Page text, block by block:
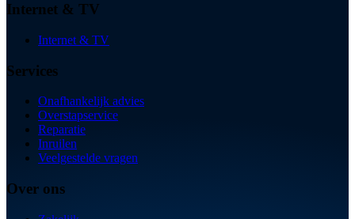
Internet & TV
Internet & TV
Services
Onafhankelijk advies
Overstapservice
Reparatie
Inruilen
Veelgestelde vragen
Over ons